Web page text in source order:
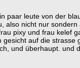
paar leute von der
also nicht nur
pixy und frau kelef
gesicht auf die strasse
und überhaupt. und